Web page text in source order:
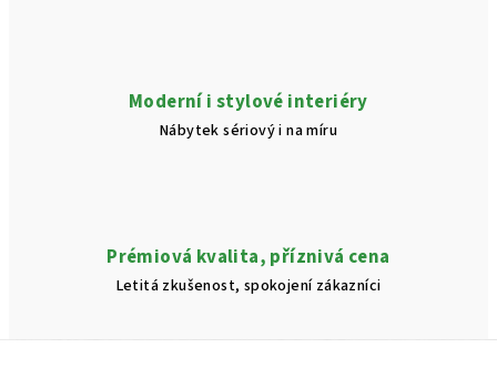
Moderní i stylové interiéry
Nábytek sériový i na míru
Prémiová kvalita, příznivá cena
Letitá zkušenost, spokojení zákazníci